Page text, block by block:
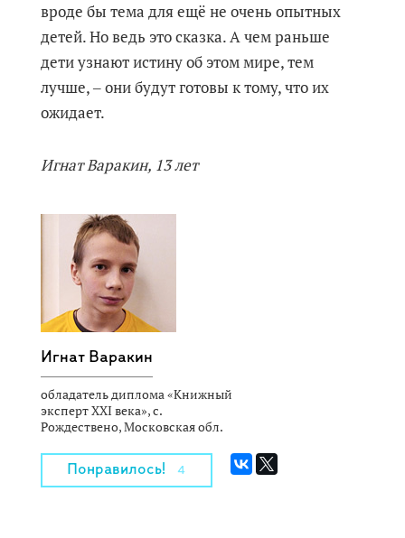
вроде бы тема для ещё не очень опытных
детей. Но ведь это сказка. А чем раньше
дети узнают истину об этом мире, тем
лучше, ‒ они будут готовы к тому, что их
ожидает.
Игнат Варакин, 13 лет
Игнат Варакин
обладатель диплома «Книжный
эксперт XXI века», с.
Рождествено, Московская обл.
Понравилось! 4